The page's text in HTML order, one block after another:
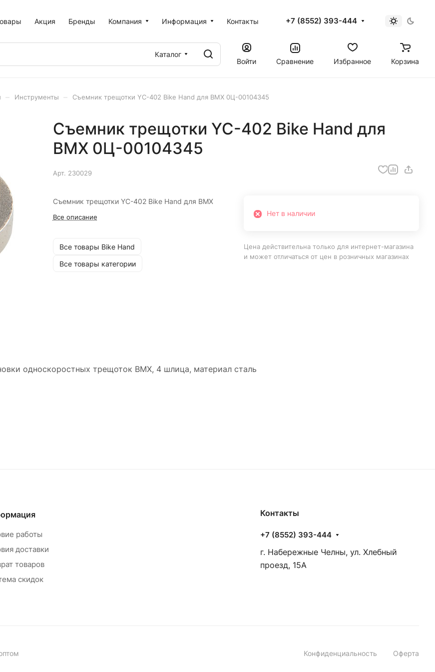
Акция Бренды Компания Информация Контакты +7 (8552) 393-444
Каталог
Войти
Сравнение Избранное Корзина
Инструменты Съемник трещотки YC-402 Bike Hand для ВМХ 0Ц-00104345
Съемник трещотки YC-402 Bike Hand для
ВМХ 0Ц-00104345
Арт. 230029
Съемник трещотки YC-402 Bike Hand для ВМХ
Все описание
Все товары Bike Hand
Все товары категории
Нет в наличии
Цена действительна только для интернет-магазина
и может отличаться от цен в розничных магазинах
односкоростных трещоток ВМХ, 4 шлица, материал сталь
работы
доставки
товаров
скидок
Контакты
+7 (8552) 393-444
г. Набережные Челны, ул. Хлебный
проезд, 15А
Конфиденциальность Оферта